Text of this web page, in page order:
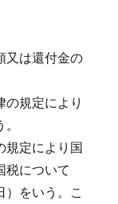
又は還付金の
の規定により
規定により国
税について
をいう。 こ